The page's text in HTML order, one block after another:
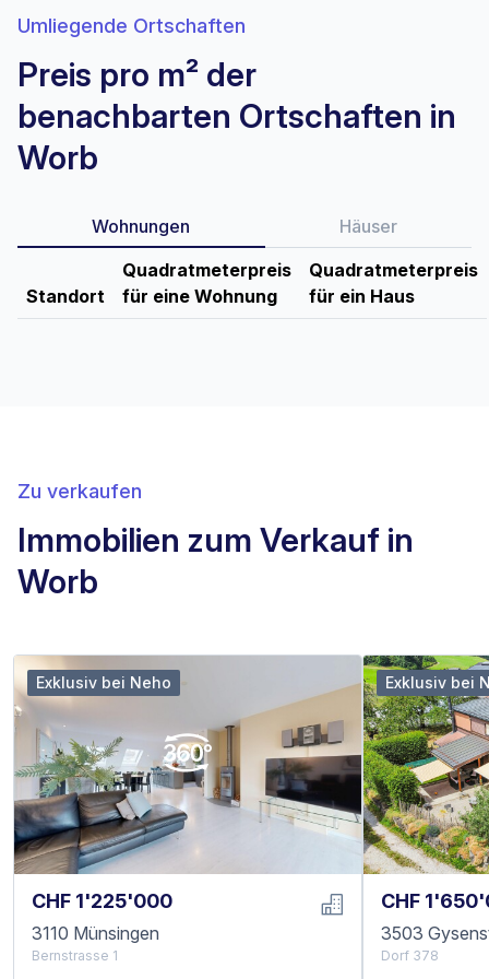
Umliegende Ortschaften
Preis pro m² der
benachbarten Ortschaften in
Worb
Wohnungen Häuser
Standort
Quadratmeterpreis
für eine Wohnung
Quadratmeterpreis
für ein Haus
Zu verkaufen
Immobilien zum Verkauf in
Worb
CHF 1'225'000
3110 Münsingen
Bernstrasse 1
Exklusiv bei Neho
CHF
3503
Dorf 378
Exklusiv bei